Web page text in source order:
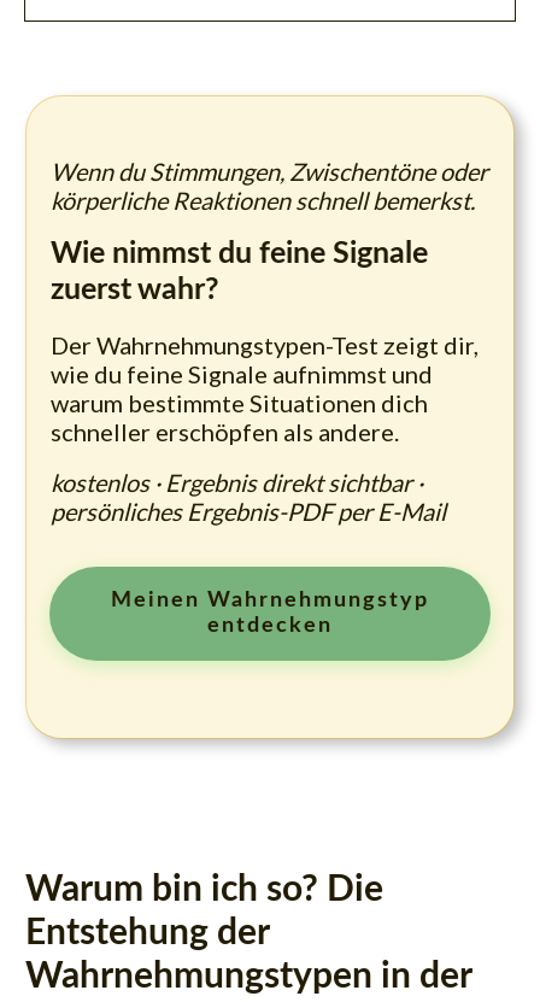
Wenn du Stimmungen, Zwischentöne oder
körperliche Reaktionen schnell bemerkst.
Wie nimmst du feine Signale
zuerst wahr?
Der Wahrnehmungstypen-Test zeigt dir,
wie du feine Signale aufnimmst und
warum bestimmte Situationen dich
schneller erschöpfen als andere.
kostenlos · Ergebnis direkt sichtbar ·
persönliches Ergebnis-PDF per E-Mail
Meinen Wahrnehmungstyp
entdecken
Warum bin ich so? Die
Entstehung der
Wahrnehmungstypen in der